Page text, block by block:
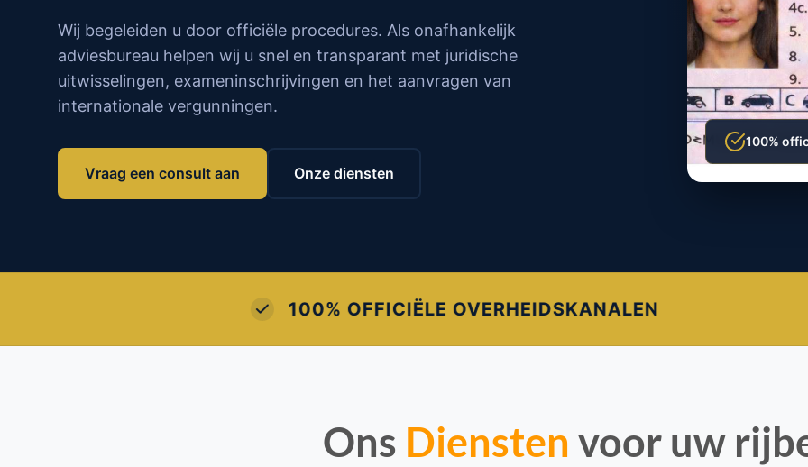
Wij begeleiden u door officiële procedures. Als onafhankelijk
adviesbureau helpen wij u snel en transparant met juridische
uitwisselingen, exameninschrijvingen en het aanvragen van
internationale vergunningen.
Vraag een consult aan Onze diensten
100%
OFFICIËLE OVERHEIDSKANALEN
Ons Diensten voor uw